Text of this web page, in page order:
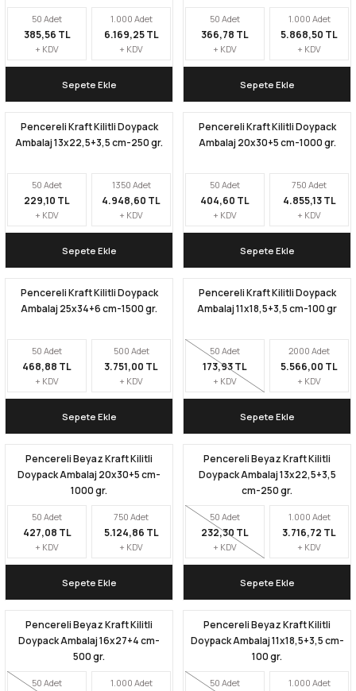
Geri Dönüştürülebilir Doypack
İçecek Doypack
50 Adet
385,56 TL
+ KDV
1.000 Adet
6.169,25 TL
+ KDV
Sepete Ekle
50 Adet
366,78 TL
+ KDV
1.000 Adet
5.868,50 TL
+ KDV
Sepete Ekle
Pencereli Kraft Kilitli Doypack
Ambalaj 13x22,5+3,5 cm-250 gr.
50 Adet
229,10 TL
+ KDV
1350 Adet
4.948,60 TL
+ KDV
Sepete Ekle
Pencereli Kraft Kilitli Doypack
Ambalaj 20x30+5 cm-1000 gr.
50 Adet
404,60 TL
+ KDV
750 Adet
4.855,13 TL
+ KDV
Sepete Ekle
Pencereli Kraft Kilitli Doypack
Ambalaj 25x34+6 cm-1500 gr.
50 Adet
468,88 TL
+ KDV
500 Adet
3.751,00 TL
+ KDV
Sepete Ekle
Pencereli Kraft Kilitli Doypack
Ambalaj 11x18,5+3,5 cm-100 gr
50 Adet
173,93 TL
+ KDV
2000 Adet
5.566,00 TL
+ KDV
Sepete Ekle
Pencereli Beyaz Kraft Kilitli
Doypack Ambalaj 20x30+5 cm-
1000 gr.
50 Adet
427,08 TL
+ KDV
750 Adet
5.124,86 TL
+ KDV
Sepete Ekle
Pencereli Beyaz Kraft Kilitli
Doypack Ambalaj 13x22,5+3,5
cm-250 gr.
1.000 Adet
3.716,72 TL
+ KDV
50 Adet
232,30 TL
+ KDV
Sepete Ekle
Pencereli Beyaz Kraft Kilitli
Doypack Ambalaj 16x27+4 cm-
500 gr.
1.000 Adet
50 Adet
Pencereli Beyaz Kraft Kilitli
Doypack Ambalaj 11x18,5+3,5 cm-
100 gr.
1.000 Adet
50 Adet